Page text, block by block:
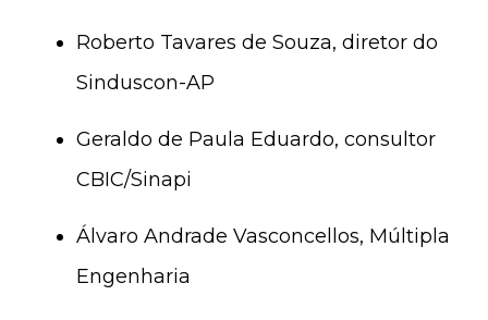
Roberto Tavares de Souza, diretor do
Sinduscon-AP
Geraldo de Paula Eduardo, consultor
CBIC/Sinapi
Álvaro Andrade Vasconcellos, Múltipla
Engenharia